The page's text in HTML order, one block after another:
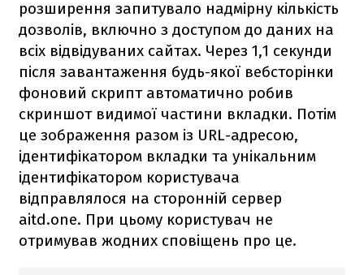
розширення запитувало надмірну кількість
дозволів, включно з доступом до даних на
всіх відвідуваних сайтах. Через 1,1 секунди
після завантаження будь-якої вебсторінки
фоновий скрипт автоматично робив
скриншот видимої частини вкладки. Потім
це зображення разом із URL-адресою,
ідентифікатором вкладки та унікальним
ідентифікатором користувача
відправлялося на сторонній сервер
aitd.one. При цьому користувач не
отримував жодних сповіщень про це.